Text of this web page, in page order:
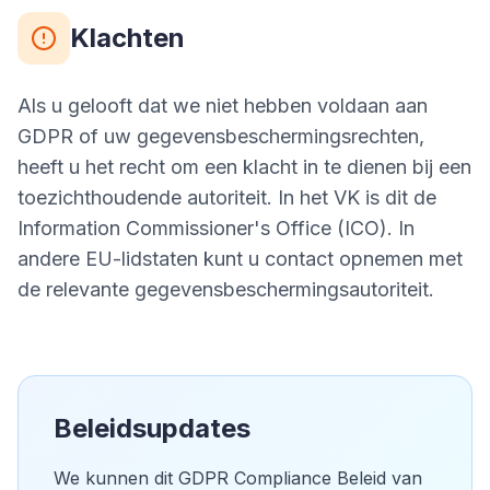
Klachten
Als u gelooft dat we niet hebben voldaan aan
GDPR of uw gegevensbeschermingsrechten,
heeft u het recht om een klacht in te dienen bij een
toezichthoudende autoriteit. In het VK is dit de
Information Commissioner's Office (ICO). In
andere EU-lidstaten kunt u contact opnemen met
de relevante gegevensbeschermingsautoriteit.
Beleidsupdates
We kunnen dit GDPR Compliance Beleid van